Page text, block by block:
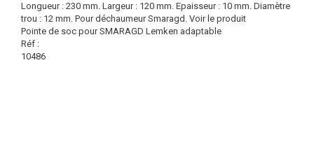
Longueur : 230 mm. Largeur : 120 mm. Epaisseur : 10 mm. Diamètre
trou : 12 mm. Pour déchaumeur Smaragd. Voir le produit
Pointe de soc pour SMARAGD Lemken adaptable
Réf :
10486